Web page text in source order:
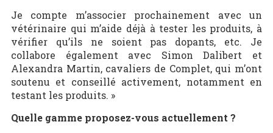
Je compte m’associer prochainement avec un
vétérinaire qui m’aide déjà à tester les produits, à
vérifier qu’ils ne soient pas dopants, etc. Je
collabore également avec Simon Dalibert et
Alexandra Martin, cavaliers de Complet, qui m’ont
soutenu et conseillé activement, notamment en
testant les produits. »
Quelle gamme proposez-vous actuellement ?